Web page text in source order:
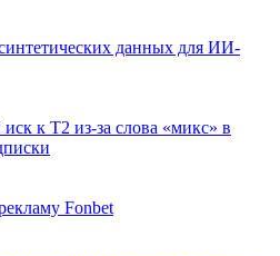
данных для ИИ-
к Т2 из-за слова «микс» в
Fonbet